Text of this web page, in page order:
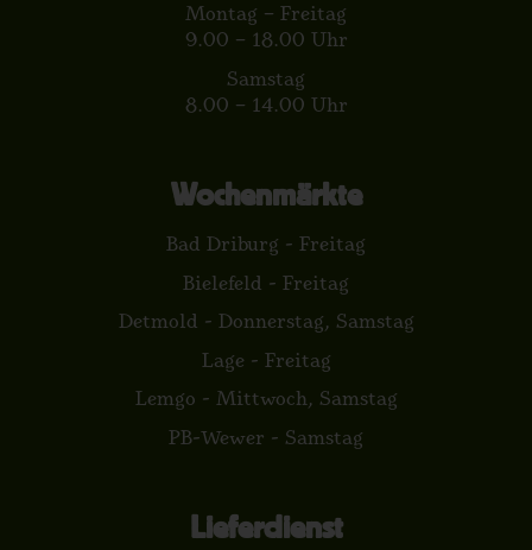
Montag – Freitag
9.00 – 18.00 Uhr
Samstag
8.00 – 14.00 Uhr
Wochenmärkte
Bad Driburg - Freitag
Bielefeld - Freitag
Detmold - Donnerstag, Samstag
Lage - Freitag
Lemgo - Mittwoch, Samstag
PB-Wewer - Samstag
Lieferdienst